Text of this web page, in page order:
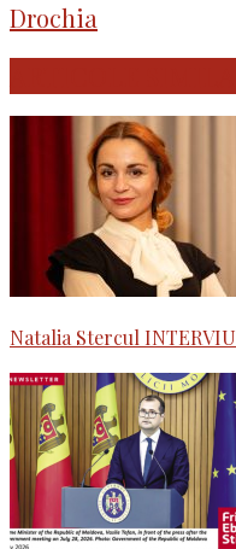
Drochia
Natalia Stercul